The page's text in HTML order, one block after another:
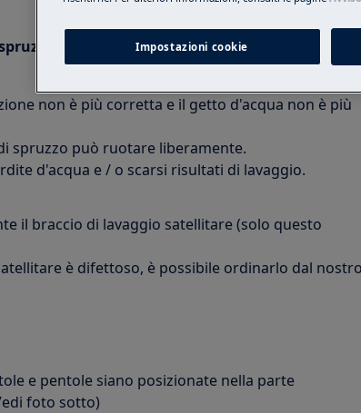
satellitare inferiore non presenti crepe,
non è più corretta e il getto d'acqua non è più
spruzzo può ruotare liberamente.
d'acqua e / o scarsi risultati di lavaggio.
il braccio di lavaggio satellitare (solo questo
è difettoso, è possibile ordinarlo dal nostro
e pentole siano posizionate nella parte
foto sotto)
Impostazioni cookie